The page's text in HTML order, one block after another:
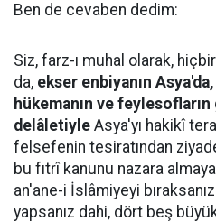
Ben de cevaben dedim:
Siz, farz-ı muhal olarak,
da, ekser enbiyanın
hükemanın ve
delâletiyle Asya'yı hakikî
felsefenin tesiratından
bu fıtrî kanunu nazara
an'ane-i İslâmiyeyi
yapsanız dahi, dört beş